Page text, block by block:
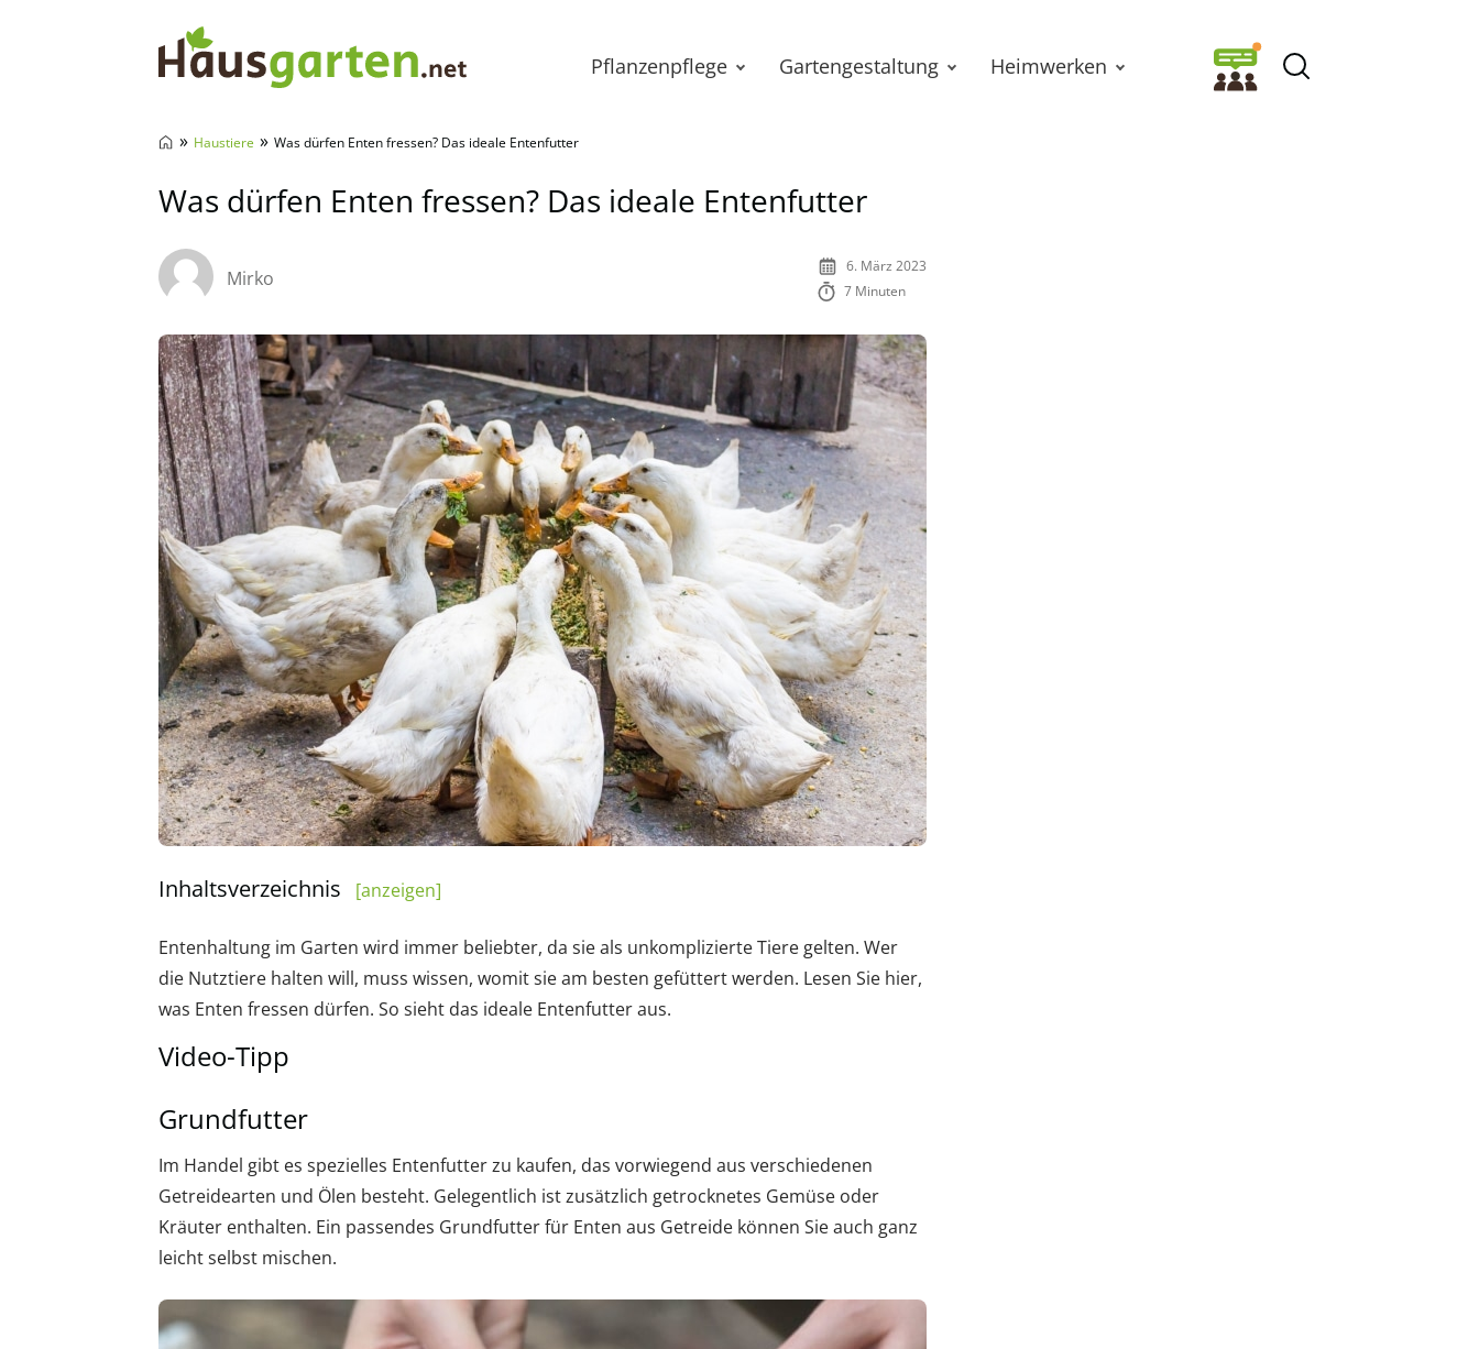
Pflanzenpflege Gartengestaltung Heimwerken
» Haustiere » Was dürfen Enten fressen? Das ideale Entenfutter
Was dürfen Enten fressen? Das ideale Entenfutter
Mirko
6. März 2023
7 Minuten
Inhaltsverzeichnis [anzeigen]
Entenhaltung im Garten wird immer beliebter, da sie als unkomplizierte Tiere gelten. Wer
die Nutztiere halten will, muss wissen, womit sie am besten gefüttert werden. Lesen Sie hier,
was Enten fressen dürfen. So sieht das ideale Entenfutter aus.
Video-Tipp
Grundfutter
Im Handel gibt es spezielles Entenfutter zu kaufen, das vorwiegend aus verschiedenen
Getreidearten und Ölen besteht. Gelegentlich ist zusätzlich getrocknetes Gemüse oder
Kräuter enthalten. Ein passendes Grundfutter für Enten aus Getreide können Sie auch ganz
leicht selbst mischen.